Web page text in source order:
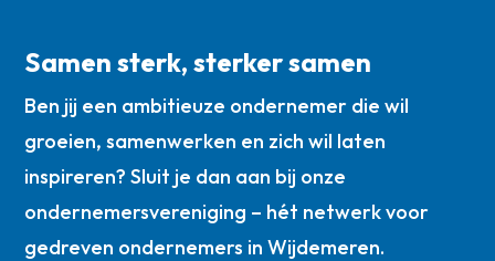
Samen sterk, sterker samen
Ben jij een ambitieuze ondernemer die wil
groeien, samenwerken en zich wil laten
inspireren? Sluit je dan aan bij onze
ondernemersvereniging – hét netwerk voor
gedreven ondernemers in Wijdemeren.